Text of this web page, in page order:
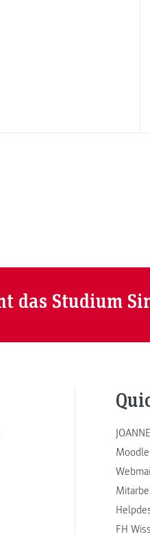
das Studium
FH